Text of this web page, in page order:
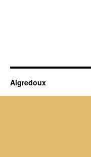
Aigredoux